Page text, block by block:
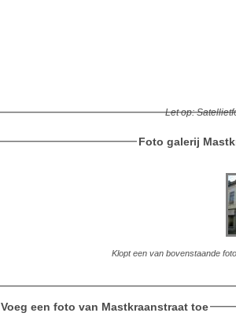
Let op:
Foto galerij
Klopt een van bovenstaande
Voeg een foto van Mastkraanstraat toe